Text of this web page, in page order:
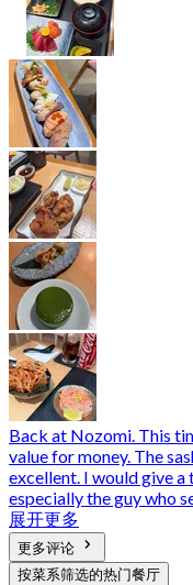
Back at Nozomi. This
value for money. The
excellent. I would give
especially the guy who
展开更多
更多评论
按菜系筛选的热门餐厅